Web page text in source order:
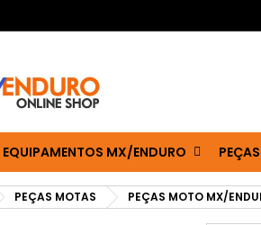
EQUIPAMENTOS MX/ENDURO
PEÇAS MOTAS PEÇAS MOTO MX/